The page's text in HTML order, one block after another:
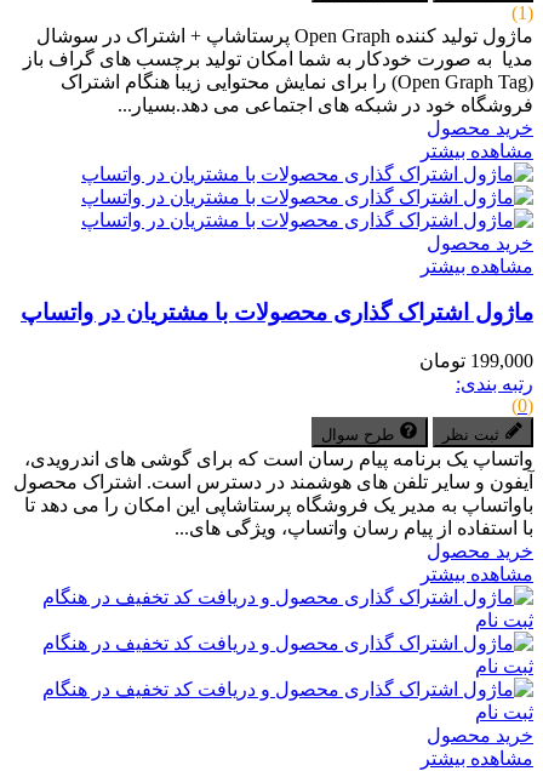
(1)
ماژول تولید کننده Open Graph پرستاشاپ + اشتراک در سوشال
مدیا به صورت خودکار به شما امکان تولید برچسب های گراف باز
(Open Graph Tag) را برای نمایش محتوایی زیبا هنگام اشتراک
فروشگاه خود در شبکه های اجتماعی می دهد.بسیار...
خرید محصول
مشاهده بیشتر
خرید محصول
مشاهده بیشتر
ماژول اشتراک گذاری محصولات با مشتریان در واتساپ
199,000 تومان
رتبه بندی:
(0)
ثبت نظر طرح سوال
واتساپ یک برنامه پیام رسان است که برای گوشی های اندرویدی،
آیفون و سایر تلفن های هوشمند در دسترس است. اشتراک محصول
باواتساپ به مدیر یک فروشگاه پرستاشاپی این امکان را می دهد تا
با استفاده از پیام رسان واتساپ، ویژگی های...
خرید محصول
مشاهده بیشتر
خرید محصول
مشاهده بیشتر